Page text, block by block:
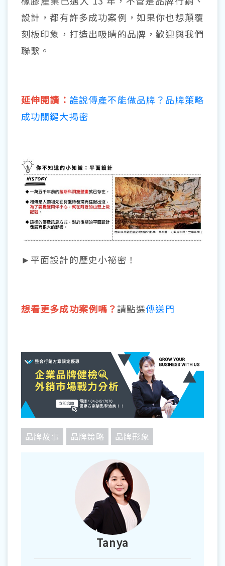
設計，都有許多成功案例，如果你也想顛覆
刻板印象，打造出吸睛的品牌，歡迎與我們
聯繫。
延伸閱讀： 誰說傳產不能做品牌？品牌策略
成功關鍵大揭密
►平面設計的歷史小祕密！
想看更多成功案例嗎？請點選傳送門
品牌故事 品牌策略 品牌形象
Tanya